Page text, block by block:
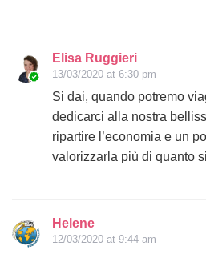
Elisa Ruggieri
13/03/2020 at 6:30 pm
Si dai, quando potremo
dedicarci alla nostra
ripartire l’economia e un
valorizzarla più di quanto
Helene
12/03/2020 at 9:44 am